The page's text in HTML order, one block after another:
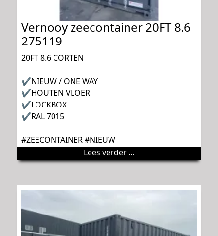
Vernooy zeecontainer 20FT 8.6
275119
20FT 8.6 CORTEN
✔NIEUW / ONE WAY
✔HOUTEN VLOER
✔LOCKBOX
✔RAL 7015
#ZEECONTAINER #NIEUW
Lees verder ...